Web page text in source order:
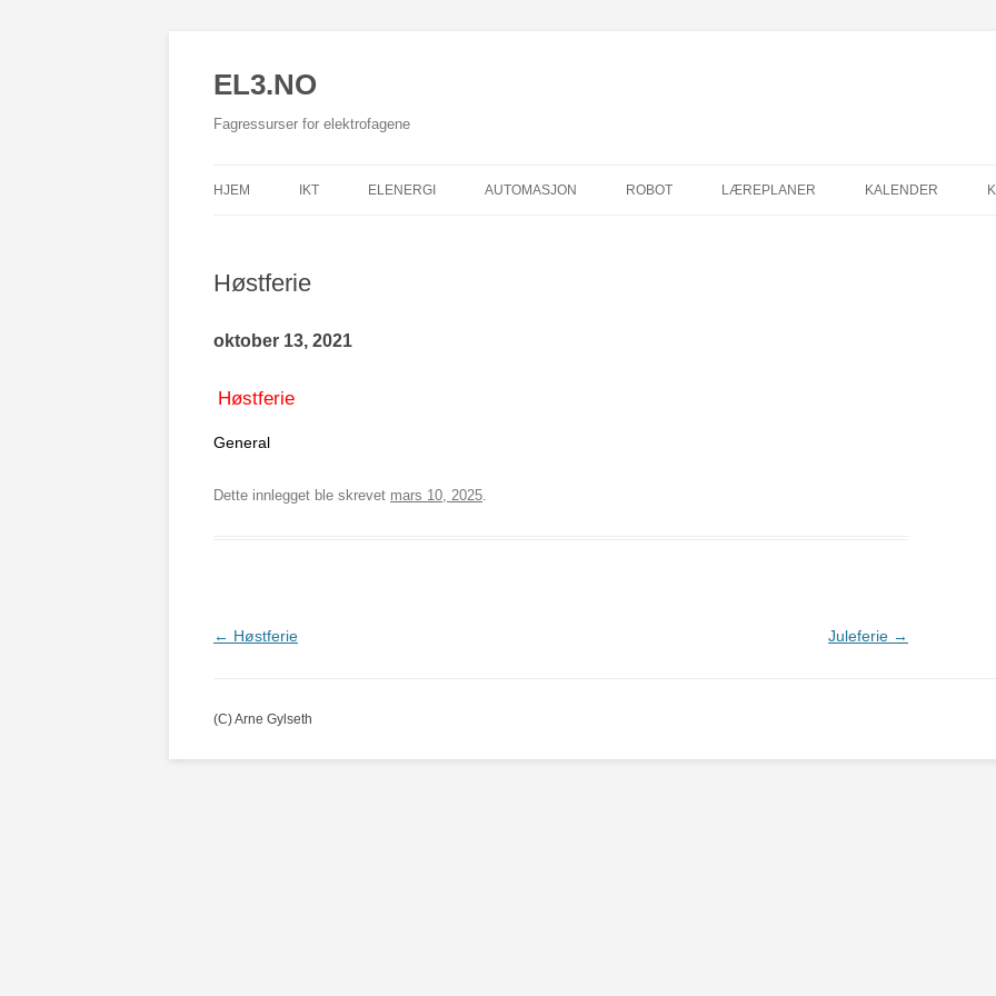
EL3.NO
Fagressurser for elektrofagene
til
HJEM IKT ELENERGI AUTOMASJON ROBOT LÆREPLANER KALENDER
Høstferie
oktober 13, 2021
Høstferie
General
Dette innlegget ble skrevet mars 10, 2025.
Innleggsnavigasjon
← Høstferie Juleferie →
(C) Arne Gylseth